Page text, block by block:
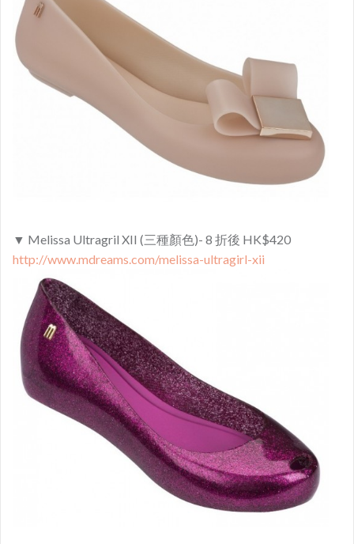
▼ Melissa Ultragril XII (三種顏色)- 8 折後 HK$420
http://www.mdreams.com/melissa-ultragirl-xii